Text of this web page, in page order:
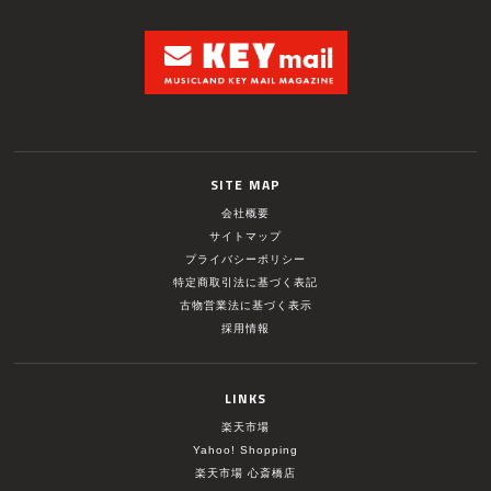
SITE MAP
会社概要
サイトマップ
プライバシーポリシー
特定商取引法に基づく表記
古物営業法に基づく表示
採用情報
LINKS
楽天市場
Yahoo! Shopping
楽天市場 心斎橋店